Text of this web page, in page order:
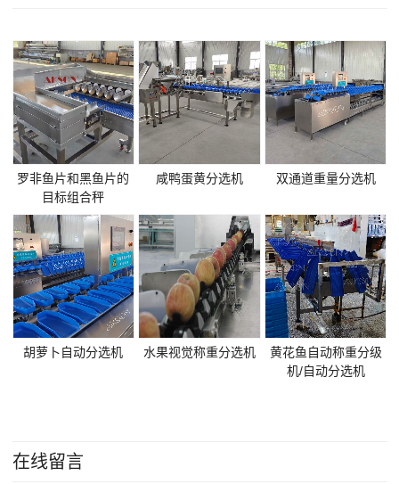
罗非鱼片和黑鱼片的
目标组合秤
咸鸭蛋黄分选机 双通道重量分选机
胡萝卜自动分选机 水果视觉称重分选机
黄花鱼自动称重分级
机/自动分选机
在线留言